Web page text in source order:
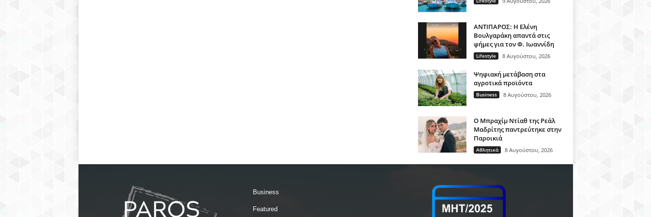
ΑΝΤΙΠΑΡΟΣ: Η Ελένη
Βουλγαράκη απαντά στις
φήμες για τον Φ. Ιωαννίδη
Lifestyle 8 Αυγούστου, 2026
Ψηφιακή μετάβαση στα
αγροτικά προϊόντα
Business 8 Αυγούστου, 2026
Ο Μπραχίμ Ντίαθ της Ρεάλ
Μαδρίτης παντρεύτηκε στην
Παροικιά
Αθλητικά 8 Αυγούστου, 2026
Business
Featured